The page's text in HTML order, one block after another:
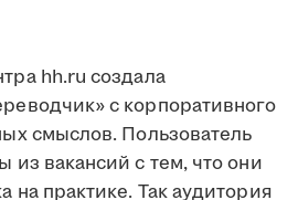
hh.ru создала
с корпоративного
смыслов. Пользователь
из вакансий с тем, что они
на практике. Так аудитория